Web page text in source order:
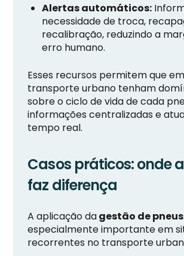
Alertas automáticos:
necessidade de troca,
recalibração, reduzindo a
erro humano.
Esses recursos permitem que
transporte urbano tenham
sobre o ciclo de vida de cada
informações centralizadas e
tempo real.
Casos práticos: onde
faz diferença
A aplicação dagestão de
especialmente importante em
recorrentes no transporte